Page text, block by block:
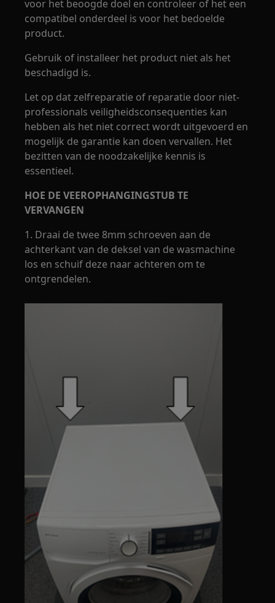
voor het beoogde doel en controleer of het een
compatibel onderdeel is voor het bedoelde
product.
Gebruik of installeer het product niet als het
beschadigd is.
Let op dat zelfreparatie of reparatie door niet-
professionals veiligheidsconsequenties kan
hebben als het niet correct wordt uitgevoerd en
mogelijk de garantie kan doen vervallen. Het
bezitten van de noodzakelijke kennis is
essentieel.
HOE DE VEEROPHANGINGSTUB TE
VERVANGEN
1. Draai de twee 8mm schroeven aan de
achterkant van de deksel van de wasmachine
los en schuif deze naar achteren om te
ontgrendelen.